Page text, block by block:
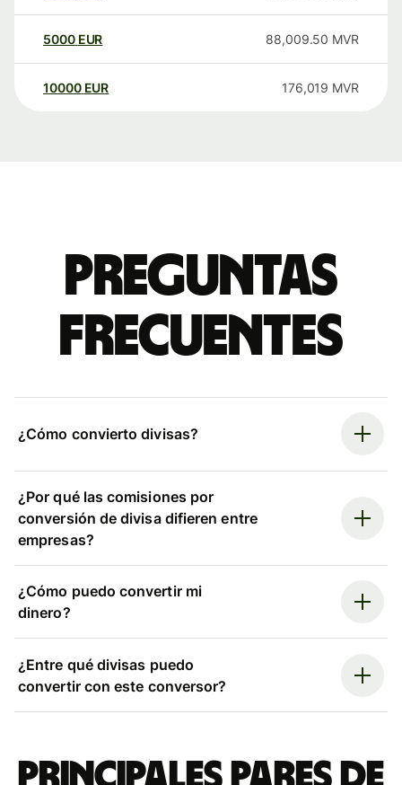
5000 EUR 88,009.50 MVR
10000 EUR 176,019 MVR
Preguntas
frecuentes
¿Cómo convierto divisas?
¿Por qué las comisiones por
conversión de divisa difieren entre
empresas?
¿Cómo puedo convertir mi
dinero?
¿Entre qué divisas puedo
convertir con este conversor?